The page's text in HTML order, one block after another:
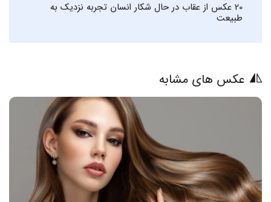
20 عکس از عقاب در حال شکار انسان تجربه نزدیک به
طبیعت
عکس های مشابه